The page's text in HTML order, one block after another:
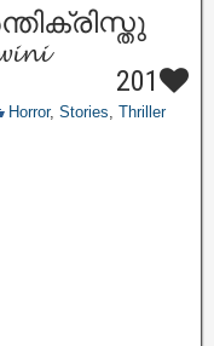
201
Horror, Stories, Thriller